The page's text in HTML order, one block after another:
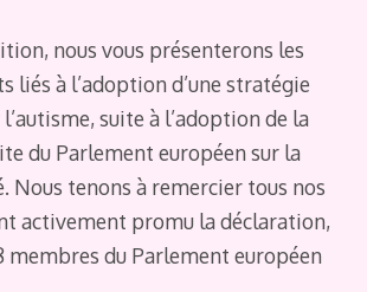
nous vous présenterons les
liés à l’adoption d’une stratégie
suite à l’adoption de la
du Parlement européen sur la
Nous tenons à remercier tous nos
activement promu la déclaration,
membres du Parlement européen